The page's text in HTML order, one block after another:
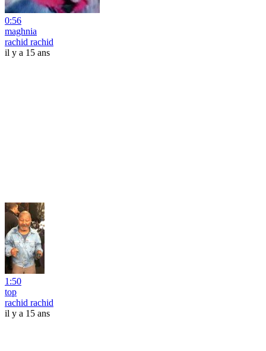
0:56
maghnia
rachid rachid
il y a 15 ans
1:50
top
rachid rachid
il y a 15 ans